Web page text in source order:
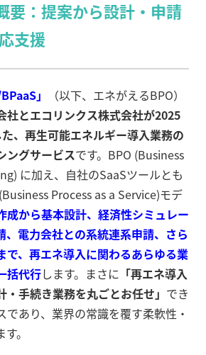
要：提案から設計・申請
支援
」
（以下、エネがえるBPO）
社とエコリンクス株式会社が2025
、再生可能エネルギー導入業務の
ングサービスです。BPO (Business
に加え、自社のSaaSツールとも
Process as a Service)モデ
成から基本設計、経済性シミュレー
、電力会社との系統連系申請、さら
で、再エネ導入に関わるあらゆる業
括代行します。まさに 「再エネ導入
手続き業務を丸ごとお任せ」 でき
であり、業界の常識を覆す柔軟性・
。